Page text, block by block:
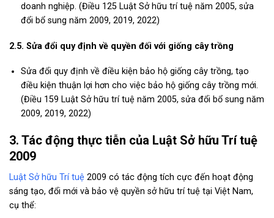
doanh nghiệp. (Điều 125 Luật Sở hữu trí tuệ năm 2005, sửa
đổi bổ sung năm 2009, 2019, 2022)
2.5. Sửa đổi quy định về quyền đối với giống cây trồng
Sửa đổi quy định về điều kiện bảo hộ giống cây trồng, tạo
điều kiện thuận lợi hơn cho việc bảo hộ giống cây trồng mới.
(Điều 159 Luật Sở hữu trí tuệ năm 2005, sửa đổi bổ sung năm
2009, 2019, 2022)
3. Tác động thực tiễn của Luật Sở hữu Trí tuệ
2009
Luật Sở hữu Trí tuệ 2009 có tác động tích cực đến hoạt động
sáng tạo, đổi mới và bảo vệ quyền sở hữu trí tuệ tại Việt Nam,
cụ thể: